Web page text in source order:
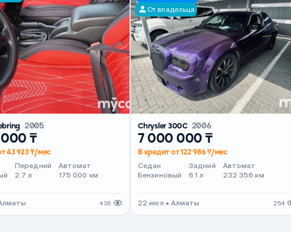
2005
₸
43 923 ₸/мес
Передний
2.7 л
Автомат
175 000 км
436
От владельца
Chrysler 300C 2006
7 000 000 ₸
В кредит от 122 986 ₸/мес
Седан
Бензиновый
Задний
6.1 л
Автомат
232 356 км
22 июл • Алматы 254